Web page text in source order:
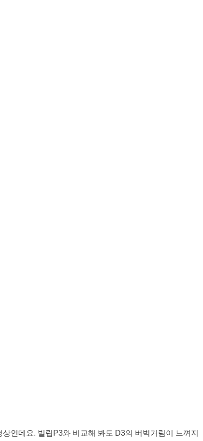
인데요. 빌립P3와 비교해 봐도 D3의 버벅거림이 느껴지